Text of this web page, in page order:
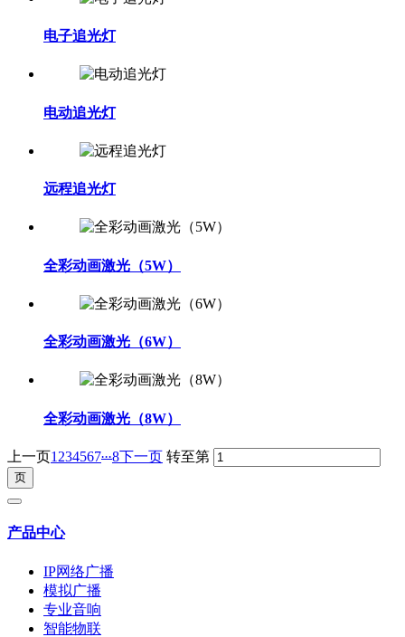
电子追光灯
电动追光灯
远程追光灯
全彩动画激光（5W）
全彩动画激光（6W）
全彩动画激光（8W）
上一页1 234567...8下一页 转至第
产品中心
IP网络广播
模拟广播
专业音响
智能物联